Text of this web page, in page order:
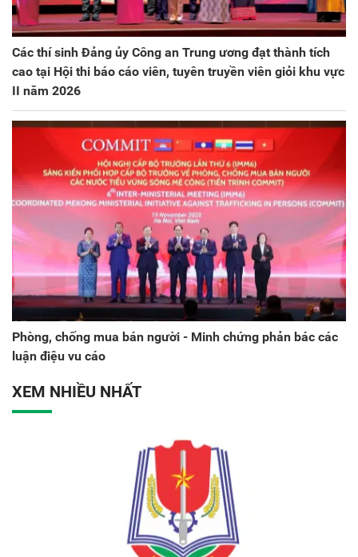
Các thí sinh Đảng ủy Công an Trung ương đạt thành tích
cao tại Hội thi báo cáo viên, tuyên truyền viên giỏi khu vực
II năm 2026
Phòng, chống mua bán người - Minh chứng phản bác các
luận điệu vu cáo
XEM NHIỀU NHẤT